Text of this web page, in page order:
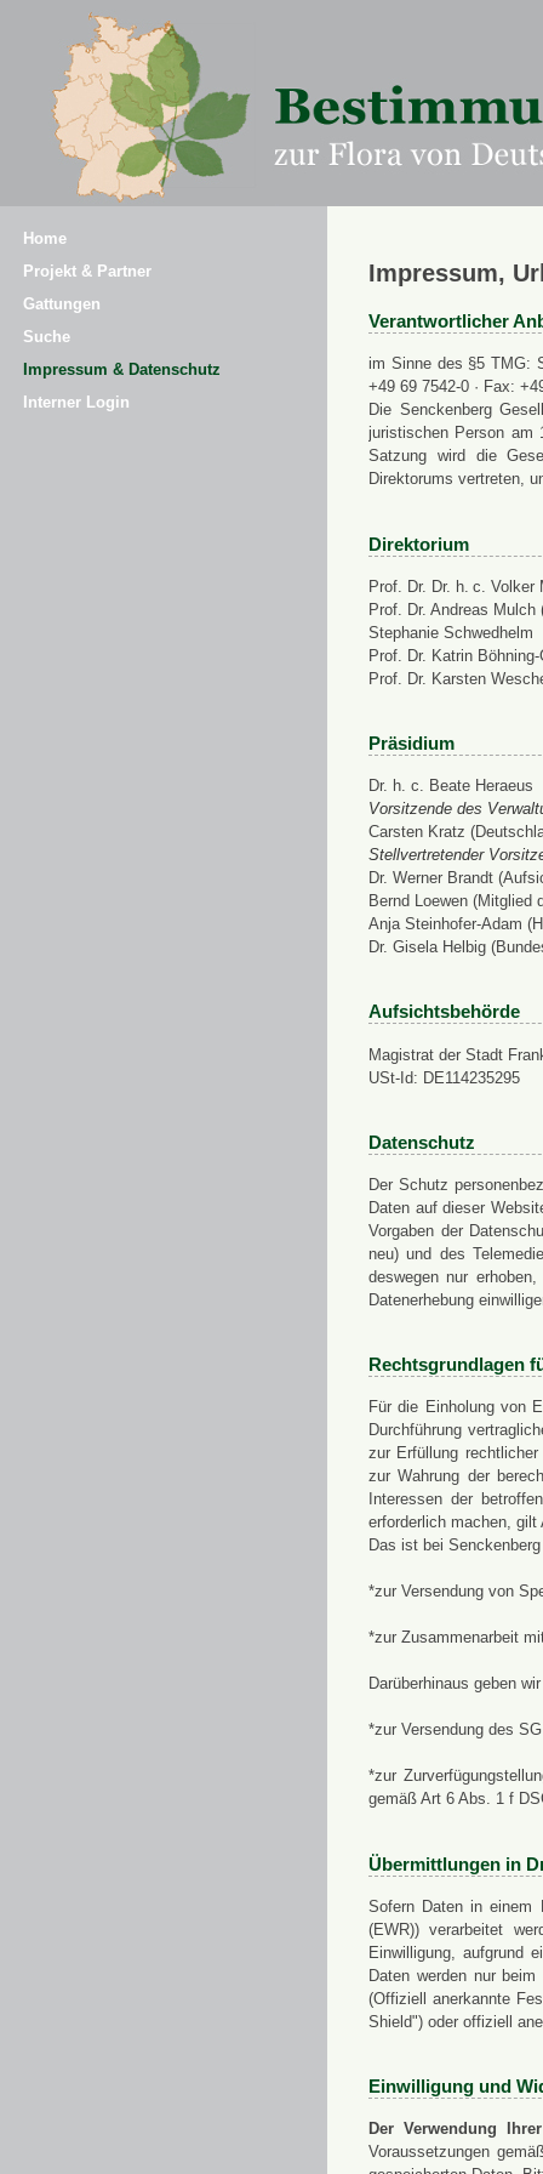
Home
Projekt & Partner
Gattungen
Suche
Impressum & Datenschutz
Interner Login
Impressum,
Verantwortlicher
im Sinne des §5 TMG:
+49 69 7542-0 · Fax:
Die Senckenberg
juristischen Person am
Satzung wird die
Direktorums vertreten,
Direktorium
Prof. Dr. Dr. h. c. Volker
Prof. Dr. Andreas
Stephanie Schwedhelm
Prof. Dr. Katrin
Prof. Dr. Karsten
Präsidium
Dr. h. c. Beate Heraeus
Vorsitzende des
Carsten Kratz
Stellvertretender
Dr. Werner Brandt
Bernd Loewen (Mitglied
Anja Steinhofer-Adam
Dr. Gisela Helbig
Aufsichtsbehörde
Magistrat der Stadt
USt-Id: DE114235295
Datenschutz
Der Schutz
Daten auf dieser
Vorgaben der
neu) und des
deswegen nur
Datenerhebung
Rechtsgrundlagen
Für die Einholung von
Durchführung
zur Erfüllung
zur Wahrung der
Interessen der
erforderlich machen,
Das ist bei
*zur Versendung von
*zur Zusammenarbeit
Darüberhinaus geben
*zur Versendung des
*zur
gemäß Art 6 Abs. 1 f
Übermittlungen in
Sofern Daten in einem
(EWR)) verarbeitet
Einwilligung, aufgrund
Daten werden nur
(Offiziell anerkannte
Shield") oder offiziell
Einwilligung und
Der Verwendung
Voraussetzungen